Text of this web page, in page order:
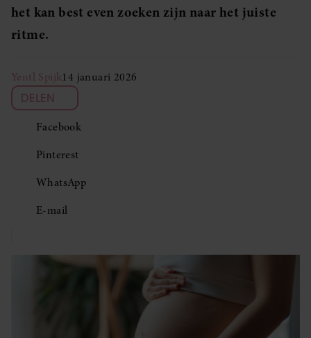
het kan best even zoeken zijn naar het juiste
ritme.
Yentl Spijk14 januari 2026
DELEN
Facebook
Pinterest
WhatsApp
E-mail